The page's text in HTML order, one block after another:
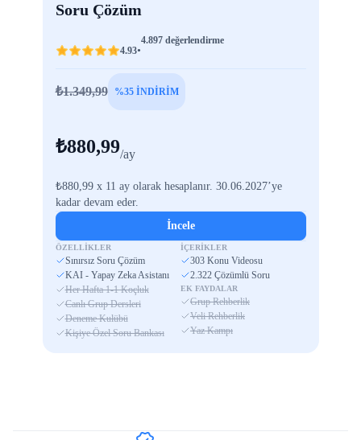
Soru Çözüm
4.93•
4.897 değerlendirme
₺1.349,99 %35 İNDİRİM
₺880,99/ay
₺880,99 x 11 ay olarak hesaplanır. 30.06.2027’ye
kadar devam eder.
İncele
ÖZELLİKLER
Sınırsız Soru Çözüm
KAI - Yapay Zeka Asistanı
Her Hafta 1-1 Koçluk
Canlı Grup Dersleri
Deneme Kulübü
Kişiye Özel Soru Bankası
İÇERİKLER
303 Konu Videosu
2.322 Çözümlü Soru
EK FAYDALAR
Grup Rehberlik
Veli Rehberlik
Yaz Kampı